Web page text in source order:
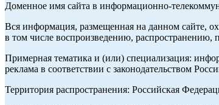
Доменное имя сайта в информационно-
Вся информация, размещенная на данном сайте,
в том числе воспроизведению, распространению,
Примерная тематика и (или) специализация:
реклама в соответствии с законодательством
Территория распространения: Российская